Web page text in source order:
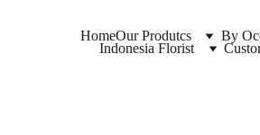
HomeOur Produtcs
By
Indonesia Florist